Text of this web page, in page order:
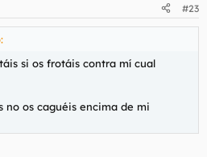
#23
si os frotáis contra mí cual
no os caguéis encima de mi